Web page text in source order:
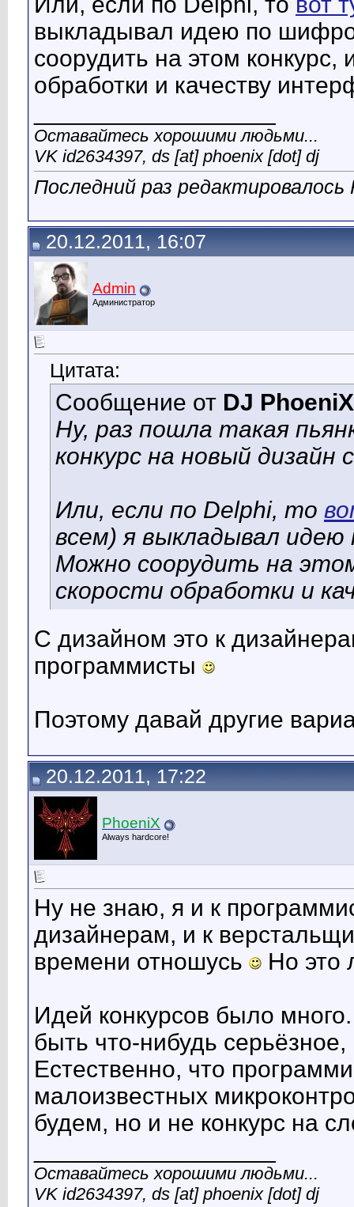
выкладывал идею по
соорудить на этом конкурс,
обработки и качеству
Оставайтесь хорошими людьми...
VK id2634397, ds [at] phoenix [dot] dj
Последний раз
20.12.2011, 16:07
Admin
Администратор
Цитата:
Сообщение от DJ PhoeniX
Ну, раз пошла такая
конкурс на новый
Или, если по Delphi, то
всем) я выкладывал
Можно соорудить на
скорости обработки и
С дизайном это к
программисты
Поэтому давай другие
20.12.2011, 17:22
PhoeniX
Always hardcore!
Ну не знаю, я и к
дизайнерам, и к
времени отношусь
Но это
Идей конкурсов было
быть что-нибудь
Естественно, что
малоизвестных
будем, но и не конкурс на
Оставайтесь хорошими людьми...
VK id2634397, ds [at] phoenix [dot] dj